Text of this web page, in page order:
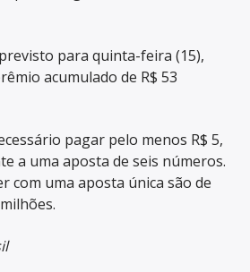
para quinta-feira (15),
acumulado de R$ 53
pagar pelo menos R$ 5,
a uma aposta de seis números.
com uma aposta única são de